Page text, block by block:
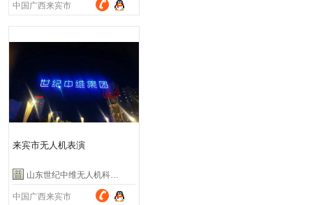
中国广西来宾市
来宾市无人机表演
山东世纪中维无人机科技有限公司
中国广西来宾市